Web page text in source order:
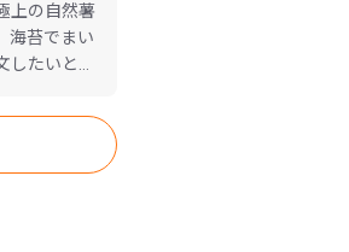
送は「６～
上の自然薯
海苔でまい
たいと思